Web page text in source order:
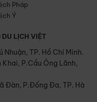
Pháp
Ý
LỊCH VIỆT
Nhuận, TP. Hồ Chí Minh.
Khai, P.Cầu Ông Lãnh,
Đàn, P.Đống Đa, TP. Hà